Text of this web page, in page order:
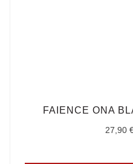
FAIENCE ONA
27,90